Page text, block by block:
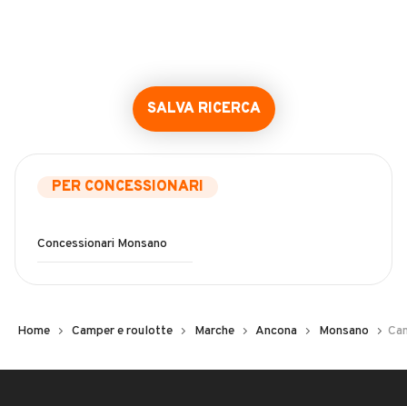
SALVA RICERCA
PER CONCESSIONARI
Concessionari Monsano
Home Camper e roulotte Marche Ancona Monsano